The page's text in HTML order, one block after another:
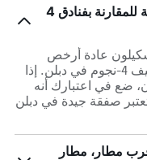
هل الأسعار في فندق دبلن سكيلون قابلة للمقارنة بفنادق 4
عادة أرخص
بنسبة 37% عن المعدل لفنادق ذات تصنيف 4-نجوم في دبلن. إذا
ضع في اعتبارك أنه
، والتي تعتبر صفقة جيدة في دبلن
مطار، مطار